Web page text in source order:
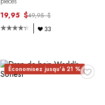
19,95 $49,95 $
33
♥
Économisez jusqu'à 21 %